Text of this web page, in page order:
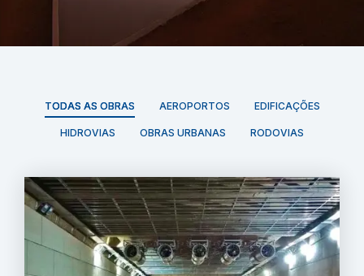
TODAS AS OBRAS AEROPORTOS EDIFICAÇÕES
HIDROVIAS OBRAS URBANAS RODOVIAS